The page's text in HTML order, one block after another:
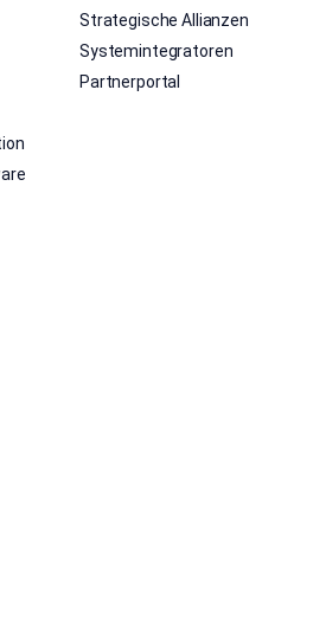
Strategische Allianzen
Systemintegratoren
Partnerportal